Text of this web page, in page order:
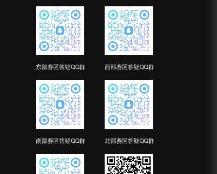
东部赛区答疑QQ群 西部赛区答疑QQ群
南部赛区答疑QQ群 北部赛区答疑QQ群